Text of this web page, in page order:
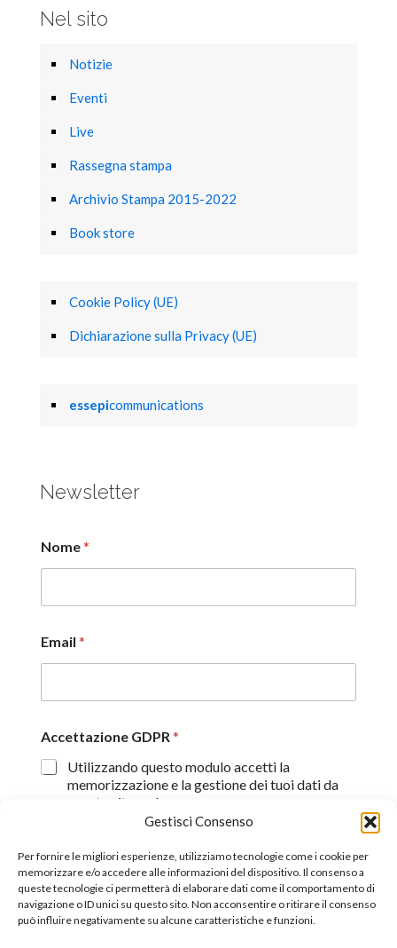
Gestisci Consenso
Per fornire le migliori esperienze, utilizziamo tecnologie come i cookie per
memorizzare e/o accedere alle informazioni del dispositivo. Il consenso a
queste tecnologie ci permetterà di elaborare dati come il comportamento di
navigazione o ID unici su questo sito. Non acconsentire o ritirare il consenso
può influire negativamente su alcune caratteristiche e funzioni.
Nel sito
Notizie
Eventi
Live
Rassegna stampa
Archivio Stampa 2015-2022
Book store
Cookie Policy (UE)
Dichiarazione sulla Privacy (UE)
essepicommunications
Newsletter
Nome*
Email *
Accettazione GDPR*
Utilizzando questo modulo accetti la
memorizzazione e la gestione dei tuoi dati da
questo sito web.
Proseguendo, dichiaro di aver preso visione
Invia